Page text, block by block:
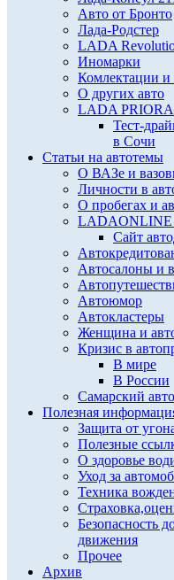
Авто от Бронто
Лада-Родстер
LADA
Иномарки
Комлектации
О других авто
LADA PRIORA
Тест-
в Сочи
Статьи на автотемы
О ВАЗе и
Личности в
О пробегах и
Сайт
Автосалоны и
Автоюмор
Автокластеры
Женщина и
Кризис в
В мире
В России
Самарский
Полезная
Защита от
Полезные
О здоровье
Уход за
Техника
Безопасность
движения
Прочее
Архив